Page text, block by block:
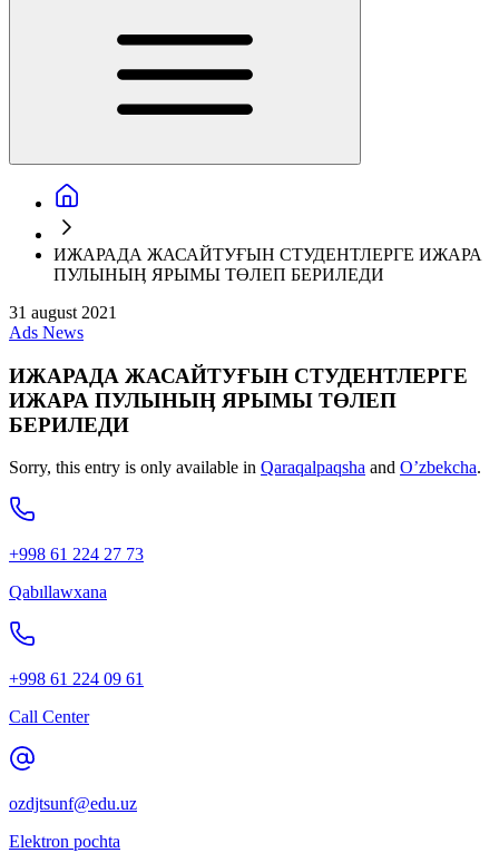
ИЖАРАДА ЖАСАЙТУҒЫН СТУДЕНТЛЕРГЕ ИЖАРА
ПУЛЫНЫӉ ЯРЫМЫ ТӨЛЕП БЕРИЛЕДИ
31 august 2021
Ads News
ИЖАРАДА ЖАСАЙТУҒЫН СТУДЕНТЛЕРГЕ
ИЖАРА ПУЛЫНЫӉ ЯРЫМЫ ТӨЛЕП
БЕРИЛЕДИ
Sorry, this entry is only available in Qaraqalpaqsha and O’zbekcha.
+998 61 224 27 73
Qabıllawxana
+998 61 224 09 61
Call Center
ozdjtsunf@edu.uz
Elektron pochta